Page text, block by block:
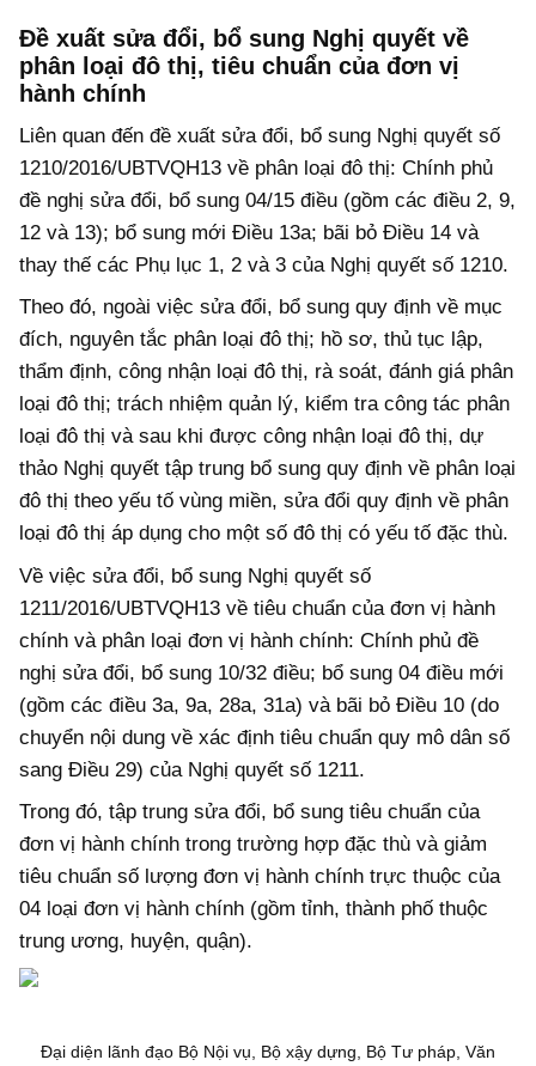
Đề xuất sửa đổi, bổ sung Nghị quyết về
phân loại đô thị, tiêu chuẩn của đơn vị
hành chính
Liên quan đến đề xuất sửa đổi, bổ sung Nghị quyết số
1210/2016/UBTVQH13 về phân loại đô thị: Chính phủ
đề nghị sửa đổi, bổ sung 04/15 điều (gồm các điều 2, 9,
12 và 13); bổ sung mới Điều 13a; bãi bỏ Điều 14 và
thay thế các Phụ lục 1, 2 và 3 của Nghị quyết số 1210.
Theo đó, ngoài việc sửa đổi, bổ sung quy định về mục
đích, nguyên tắc phân loại đô thị; hồ sơ, thủ tục lập,
thẩm định, công nhận loại đô thị, rà soát, đánh giá phân
loại đô thị; trách nhiệm quản lý, kiểm tra công tác phân
loại đô thị và sau khi được công nhận loại đô thị, dự
thảo Nghị quyết tập trung bổ sung quy định về phân loại
đô thị theo yếu tố vùng miền, sửa đổi quy định về phân
loại đô thị áp dụng cho một số đô thị có yếu tố đặc thù.
Về việc sửa đổi, bổ sung Nghị quyết số
1211/2016/UBTVQH13 về tiêu chuẩn của đơn vị hành
chính và phân loại đơn vị hành chính: Chính phủ đề
nghị sửa đổi, bổ sung 10/32 điều; bổ sung 04 điều mới
(gồm các điều 3a, 9a, 28a, 31a) và bãi bỏ Điều 10 (do
chuyển nội dung về xác định tiêu chuẩn quy mô dân số
sang Điều 29) của Nghị quyết số 1211.
Trong đó, tập trung sửa đổi, bổ sung tiêu chuẩn của
đơn vị hành chính trong trường hợp đặc thù và giảm
tiêu chuẩn số lượng đơn vị hành chính trực thuộc của
04 loại đơn vị hành chính (gồm tỉnh, thành phố thuộc
trung ương, huyện, quận).
Đại diện lãnh đạo Bộ Nội vụ, Bộ xậy dựng, Bộ Tư pháp, Văn